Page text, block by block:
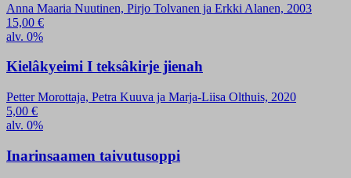
Anna Maaria Nuutinen, Pirjo Tolvanen ja Erkki Alanen, 2003
15,00 €
alv. 0%
Kielâkyeimi I teksâkirje jienah
Petter Morottaja, Petra Kuuva ja Marja-Liisa Olthuis, 2020
5,00 €
alv. 0%
Inarinsaamen taivutusoppi